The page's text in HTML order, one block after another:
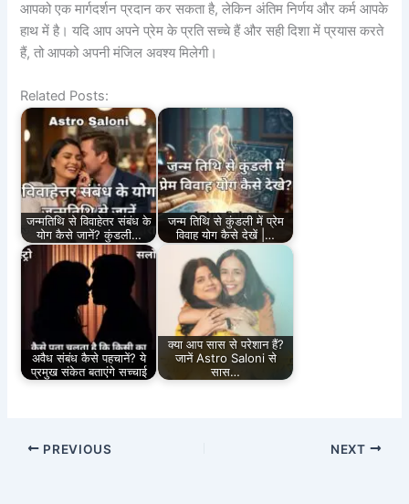
आपको एक मार्गदर्शन प्रदान कर सकता है, लेकिन अंतिम निर्णय और कर्म आपके
हाथ में है। यदि आप अपने प्रेम के प्रति सच्चे हैं और सही दिशा में प्रयास करते
हैं, तो आपको अपनी मंजिल अवश्य मिलेगी।
Related Posts:
जन्मतिथि से विवाहेतर संबंध के
योग कैसे जानें? कुंडली…
जन्म तिथि से कुंडली में प्रेम
विवाह योग कैसे देखें |…
अवैध संबंध कैसे पहचानें? ये
प्रमुख संकेत बताएंगे सच्चाई
क्या आप सास से परेशान हैं?
जानें Astro Saloni से
सास…
PREVIOUS NEXT